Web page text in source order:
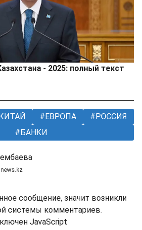
- 2025: полный текст
ЕВРОПА
РОССИЯ
БАНКИ
сообщение, значит возникли
системы комментариев.
JavaScript